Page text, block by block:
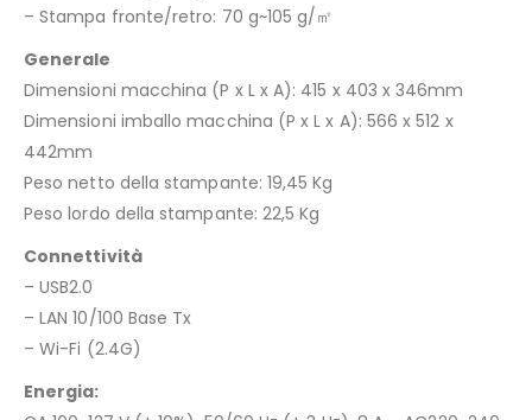
– Stampa fronte/retro: 70 g~105 g/㎡
Generale
Dimensioni macchina (P x L x A): 415 x 403 x 346mm
Dimensioni imballo macchina (P x L x A): 566 x 512 x
442mm
Peso netto della stampante: 19,45 Kg
Peso lordo della stampante: 22,5 Kg
Connettività
– USB2.0
– LAN 10/100 Base Tx
– Wi-Fi (2.4G)
Energia: